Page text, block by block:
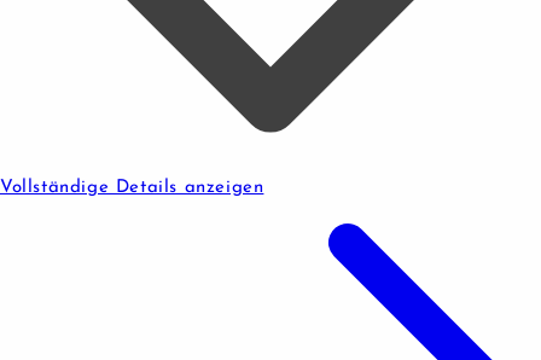
Vollständige Details anzeigen